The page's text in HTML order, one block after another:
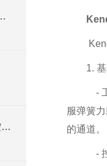
系列参数简介
Schubert & Salzer不锈钢法兰控制阀7037/040产品介绍
1.
-
服弹簧
的通道。
-